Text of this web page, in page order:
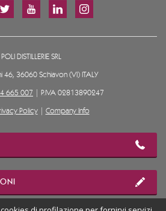
POLI DISTILLERIE SRL
46, 36060 Schiavon (VI) ITALY
665 007 | P.IVA 02813890247
Policy| Company Info